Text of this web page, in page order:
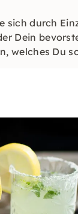
sich durch
Dein
welches Du